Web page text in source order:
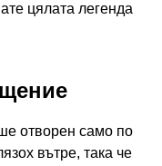
цялата легенда
отворен само по
вътре, така че